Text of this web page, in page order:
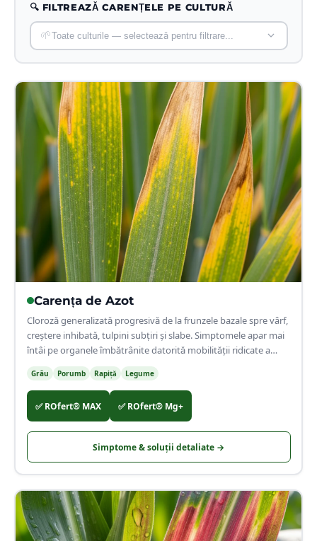
🔍 FILTREAZĂ CARENȚELE PE CULTURĂ
🌱Toate culturile — selectează pentru filtrare...
🌿
Carența de Azot
Cloroză generalizată progresivă de la frunzele bazale spre vârf,
creștere inhibată, tulpini subțiri și slabe. Simptomele apar mai
întâi pe organele îmbătrânite datorită mobilității ridicate a
Grâu Porumb Rapiță Legume
✅ROfert® MAX ✅ROfert® Mg+
Simptome & soluții detaliate →